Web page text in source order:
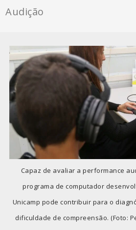
Audição
Capaz de avaliar a performance
programa de computador
Unicamp pode contribuir para o
dificuldade de compreensão. (Foto: